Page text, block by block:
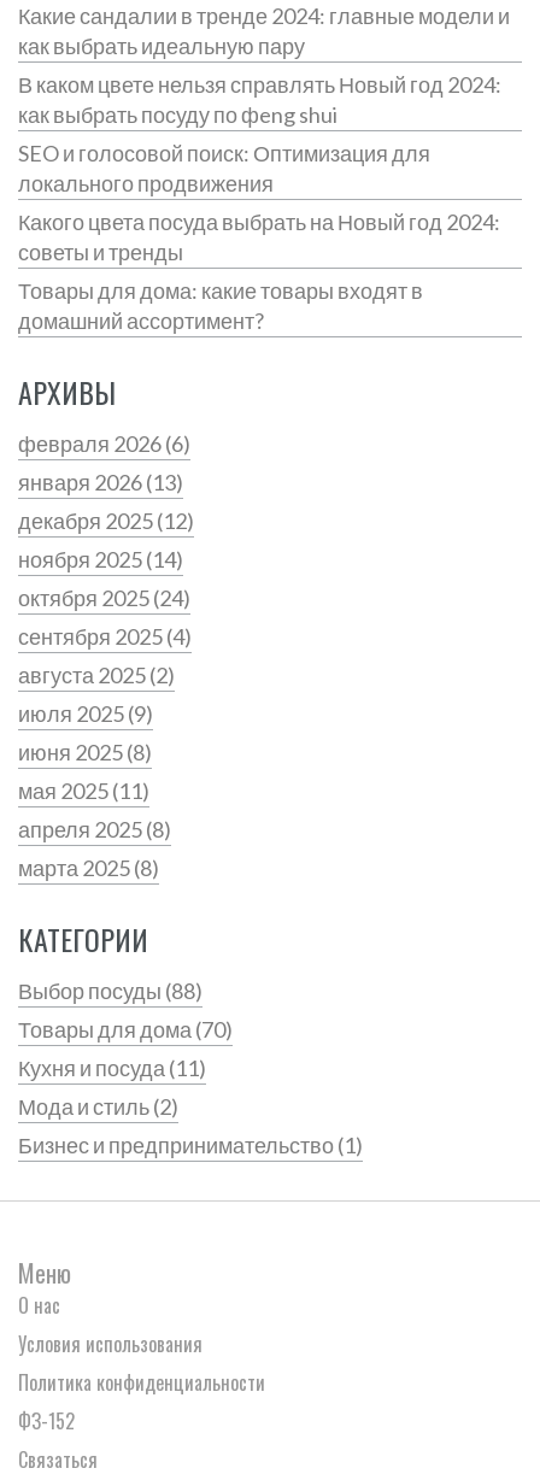
Какие сандалии в тренде 2024: главные модели и
как выбрать идеальную пару
В каком цвете нельзя справлять Новый год 2024:
как выбрать посуду по фeng shui
SEO и голосовой поиск: Оптимизация для
локального продвижения
Какого цвета посуда выбрать на Новый год 2024:
советы и тренды
Товары для дома: какие товары входят в
домашний ассортимент?
АРХИВЫ
февраля 2026(6)
января 2026(13)
декабря 2025(12)
ноября 2025(14)
октября 2025(24)
сентября 2025(4)
августа 2025(2)
июля 2025(9)
июня 2025(8)
мая 2025(11)
апреля 2025(8)
марта 2025(8)
КАТЕГОРИИ
Выбор посуды (88)
Товары для дома (70)
Кухня и посуда (11)
Мода и стиль(2)
Бизнес и предпринимательство(1)
Меню
О нас
Условия использования
Политика конфиденциальности
ФЗ-152
Связаться